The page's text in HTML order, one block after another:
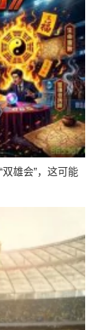
雄会”，这可能